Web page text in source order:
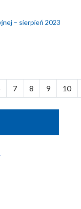
– sierpień 2023
7 8 9 10